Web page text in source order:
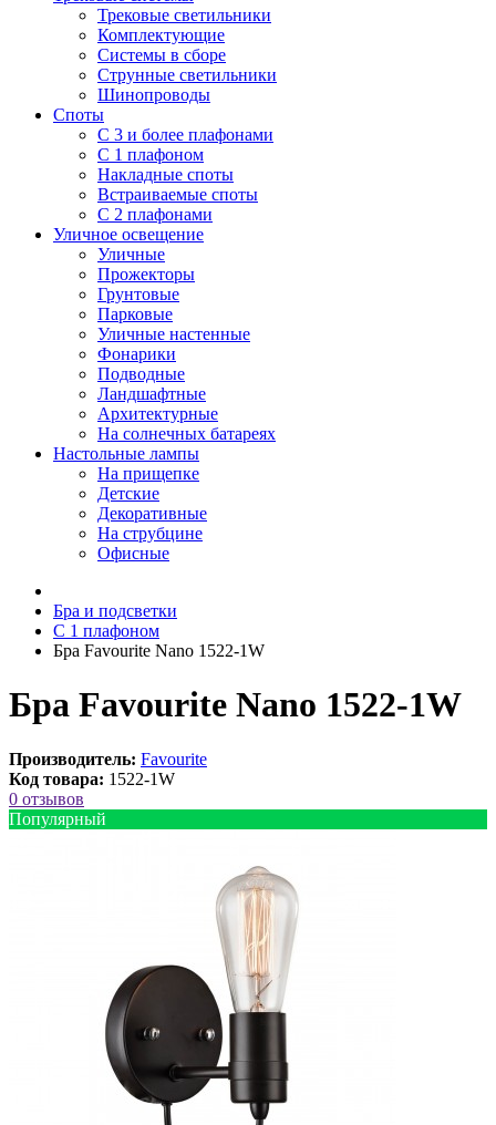
Трековые светильники
Комплектующие
Системы в сборе
Струнные светильники
Шинопроводы
Споты
С 3 и более плафонами
С 1 плафоном
Накладные споты
Встраиваемые споты
С 2 плафонами
Уличное освещение
Уличные
Прожекторы
Грунтовые
Парковые
Уличные настенные
Фонарики
Подводные
Ландшафтные
Архитектурные
На солнечных батареях
Настольные лампы
На прищепке
Детские
Декоративные
На струбцине
Офисные
Бра и подсветки
С 1 плафоном
Бра Favourite Nano 1522-1W
Бра Favourite Nano 1522-1W
Производитель: Favourite
Код товара: 1522-1W
0 отзывов
Популярный